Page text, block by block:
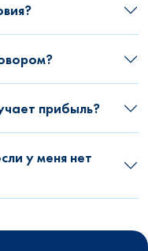
прибыль?
у меня нет